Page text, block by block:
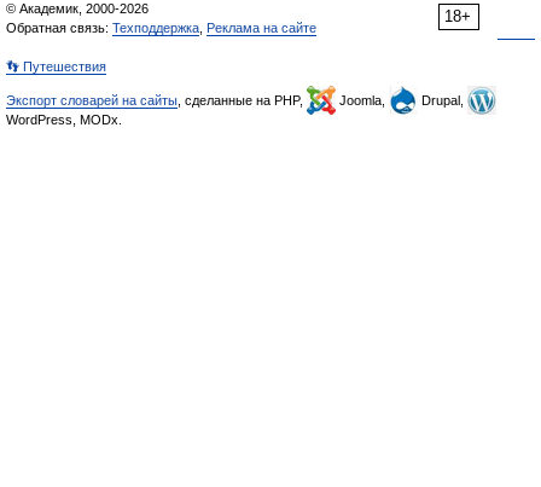
18+
© Академик, 2000-2026
Обратная связь: Техподдержка Реклама на сайте
👣 Путешествия
Экспорт словарей на сайты , сделанные на PHP, Joomla,
Drupal,
WordPress, MODx.